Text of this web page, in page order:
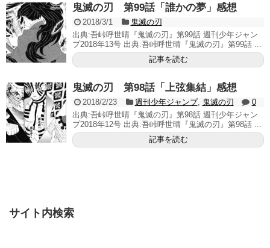
鬼滅の刃 第99話「誰かの夢」感想
2018/3/1
鬼滅の刃
出典:吾峠呼世晴『鬼滅の刃』第99話 週刊少年ジャン
プ2018年13号 出典:吾峠呼世晴『鬼滅の刃』第99話 ...
記事を読む
鬼滅の刃 第98話「上弦集結」感想
2018/2/23 週刊少年ジャンプ, 鬼滅の刃
0
出典:吾峠呼世晴『鬼滅の刃』第98話 週刊少年ジャン
プ2018年12号 出典:吾峠呼世晴『鬼滅の刃』第98話 ...
記事を読む
サイト内検索